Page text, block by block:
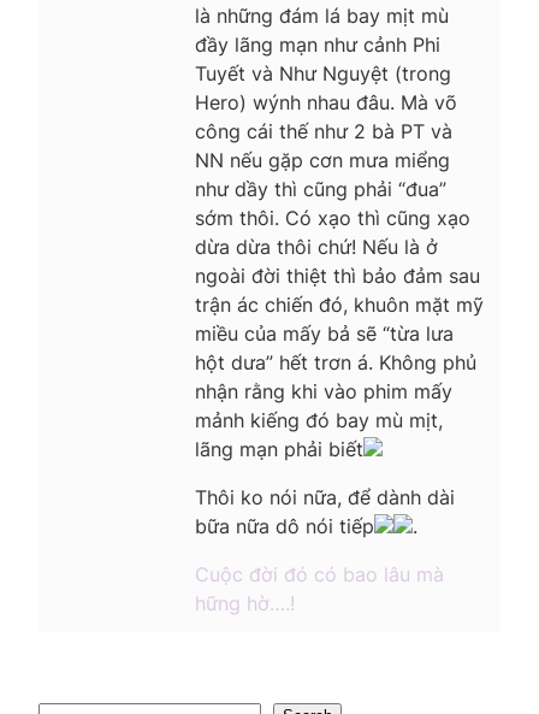
là những đám lá bay mịt mù
đầy lãng mạn như cảnh Phi
Tuyết và Như Nguyệt (trong
Hero) wýnh nhau đâu. Mà võ
công cái thế như 2 bà PT và
NN nếu gặp cơn mưa miểng
như dầy thì cũng phải “đua”
sớm thôi. Có xạo thì cũng xạo
dừa dừa thôi chứ! Nếu là ở
ngoài đời thiệt thì bảo đảm sau
trận ác chiến đó, khuôn mặt mỹ
miều của mấy bả sẽ “từa lưa
hột dưa” hết trơn á. Không phủ
nhận rằng khi vào phim mấy
mảnh kiếng đó bay mù mịt,
lãng mạn phải biết
Thôi ko nói nữa, để dành dài
bữa nữa dô nói tiếp
.
Cuộc đời đó có bao lâu mà
hững hờ….!